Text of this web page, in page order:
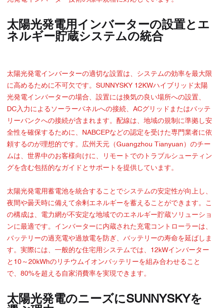
太陽光発電用インバーターの設置とエ
ネルギー貯蔵システムの統合
太陽光発電インバーターの適切な設置は、システムの効率を最大限
に高めるために不可欠です。SUNNYSKY 12KWハイブリッド太陽
光発電インバーターの場合、設置には換気の良い場所への設置、
DC入力によるソーラーパネルへの接続、ACグリッドまたはバッテ
リーバンクへの接続が含まれます。配線は、地域の規制に準拠し安
全性を確保するために、NABCEPなどの認定を受けた専門業者に依
頼するのが理想的です。広州天元（Guangzhou Tianyuan）のチー
ムは、世界中のお客様向けに、リモートでのトラブルシューティン
グを含む包括的なガイドとサポートを提供しています。
太陽光発電用蓄電池を統合することでシステムの安定性が向上し、
夜間や曇天時に備えて余剰エネルギーを蓄えることができます。こ
の構成は、電力網が不安定な地域でのエネルギー貯蔵ソリューショ
ンに最適です。インバーターに内蔵された充電コントローラーは、
バッテリーの過充電や過放電を防ぎ、バッテリーの寿命を延ばしま
す。実際には、一般的な住宅用システムでは、12kWインバーター
と10～20kWhのリチウムイオンバッテリーを組み合わせること
で、80%を超える自家消費率を実現できます。
太陽光発電のニーズにSUNNYSKYを